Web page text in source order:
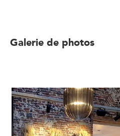
Galerie de photos